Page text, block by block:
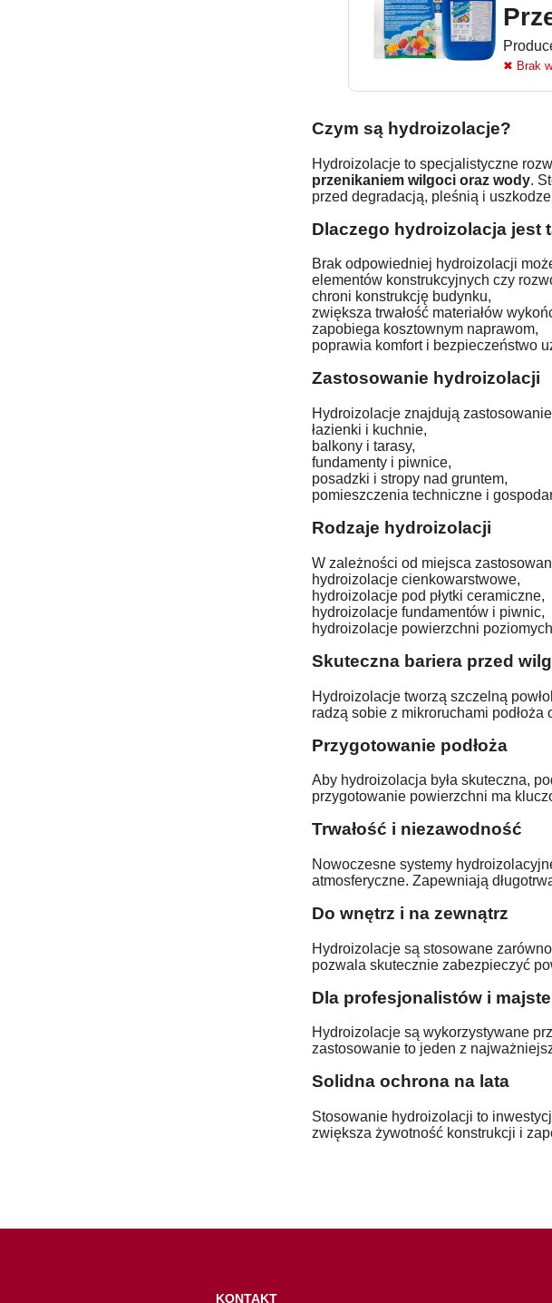
✖ Brak
Czym są hydroizolacje?
Hydroizolacje to specjalistyczne
przenikaniem wilgoci oraz wody.
przed degradacją, pleśnią i
Dlaczego hydroizolacja jest
Brak odpowiedniej hydroizolacji
elementów konstrukcyjnych czy
chroni konstrukcję budynku,
zwiększa trwałość materiałów
zapobiega kosztownym naprawom,
poprawia komfort i bezpieczeństwo
Zastosowanie hydroizolacji
Hydroizolacje znajdują
łazienki i kuchnie,
balkony i tarasy,
fundamenty i piwnice,
posadzki i stropy nad gruntem,
pomieszczenia techniczne i
Rodzaje hydroizolacji
W zależności od miejsca
hydroizolacje cienkowarstwowe,
hydroizolacje pod płytki ceramiczne,
hydroizolacje fundamentów i piwnic,
hydroizolacje powierzchni
Skuteczna bariera przed
Hydroizolacje tworzą szczelną
radzą sobie z mikroruchami podłoża
Przygotowanie podłoża
Aby hydroizolacja była skuteczna,
przygotowanie powierzchni ma
Trwałość i niezawodność
Nowoczesne systemy
atmosferyczne. Zapewniają
Do wnętrz i na zewnątrz
Hydroizolacje są stosowane
pozwala skutecznie zabezpieczyć
Dla profesjonalistów i
Hydroizolacje są wykorzystywane
zastosowanie to jeden z
Solidna ochrona na lata
Stosowanie hydroizolacji to
zwiększa żywotność konstrukcji i
KONTAKT